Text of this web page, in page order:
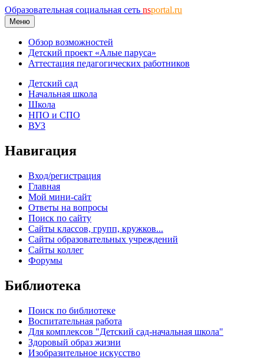
Образовательная социальная сеть nsportal.ru
Меню
Обзор возможностей
Детский проект «Алые паруса»
Аттестация педагогических работников
Детский сад
Начальная школа
Школа
НПО и СПО
ВУЗ
Навигация
Вход/регистрация
Главная
Мой мини-сайт
Ответы на вопросы
Поиск по сайту
Сайты классов, групп, кружков...
Сайты образовательных учреждений
Сайты коллег
Форумы
Библиотека
Поиск по библиотеке
Воспитательная работа
Для комплексов "Детский сад-начальная школа"
Здоровый образ жизни
Изобразительное искусство